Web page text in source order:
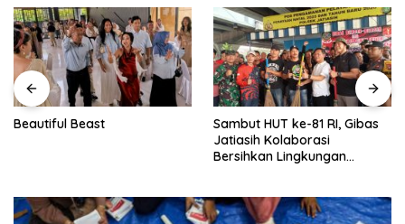
Beautiful Beast
Sambut HUT ke-81 RI, Gibas
Jatiasih Kolaborasi
Bersihkan Lingkungan